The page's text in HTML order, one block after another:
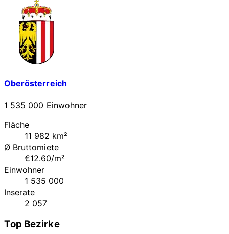
Oberösterreich
1 535 000 Einwohner
Fläche
11 982 km²
Ø Bruttomiete
€12.60/m²
Einwohner
1 535 000
Inserate
2 057
Top Bezirke